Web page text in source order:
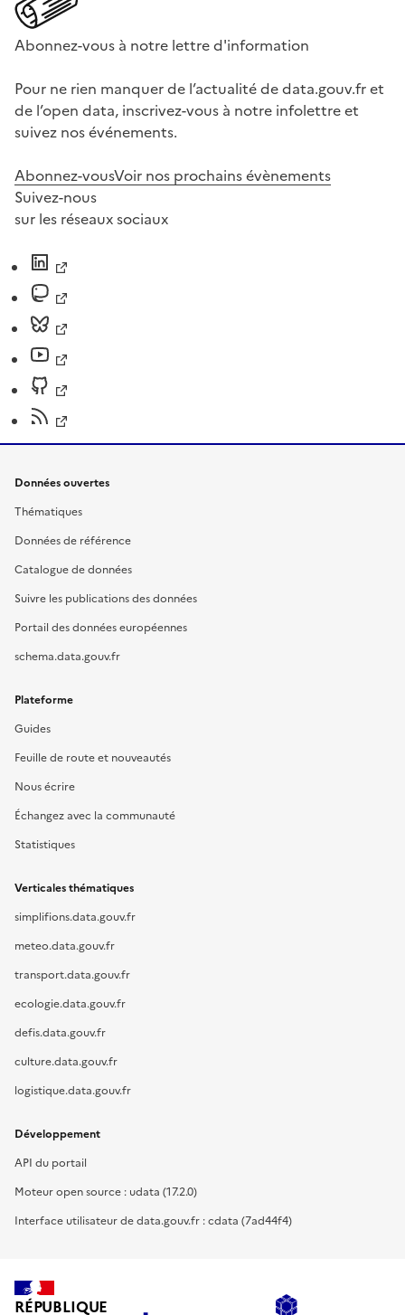
Abonnez-vous à notre lettre d'information
Pour ne rien manquer de l’actualité de data.gouv.fr et
de l’open data, inscrivez-vous à notre infolettre et
suivez nos événements.
Abonnez-vousVoir nos prochains évènements
Suivez-nous
sur les réseaux sociaux
Données ouvertes
Thématiques
Données de référence
Catalogue de données
Suivre les publications des données
Portail des données européennes
schema.data.gouv.fr
Plateforme
Guides
Feuille de route et nouveautés
Nous écrire
Échangez avec la communauté
Statistiques
Verticales thématiques
simplifions.data.gouv.fr
meteo.data.gouv.fr
transport.data.gouv.fr
ecologie.data.gouv.fr
defis.data.gouv.fr
culture.data.gouv.fr
logistique.data.gouv.fr
Développement
API du portail
Moteur open source : udata (17.2.0)
Interface utilisateur de data.gouv.fr : cdata (7ad44f4)
RÉPUBLIQUE